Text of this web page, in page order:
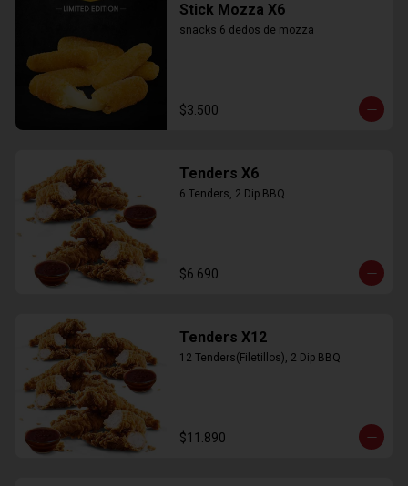
Stick Mozza X6
snacks 6 dedos de mozza
$3.500
Tenders X6
6 Tenders, 2 Dip BBQ..
$6.690
Tenders X12
12 Tenders(Filetillos), 2 Dip BBQ
$11.890